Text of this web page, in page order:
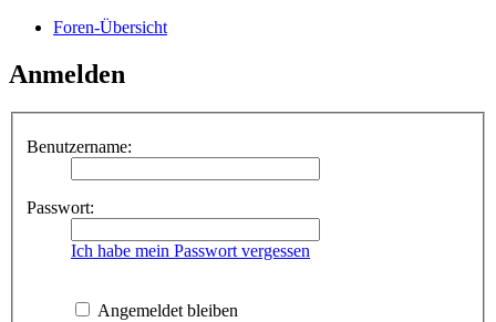
Foren-Übersicht
Anmelden
Benutzername:
Passwort:
Ich habe mein Passwort vergessen
Angemeldet bleiben